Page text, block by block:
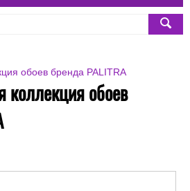
обоев бренда PALITRA
обоев